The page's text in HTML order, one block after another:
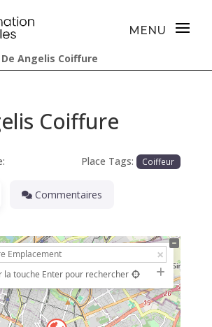
De Angelis Coiffure
Coiffure
Place Tags: Coiffeur
Commentaires
la touche Enter pour rechercher